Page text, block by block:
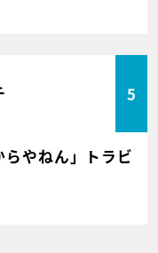
5
やねん」トラビ